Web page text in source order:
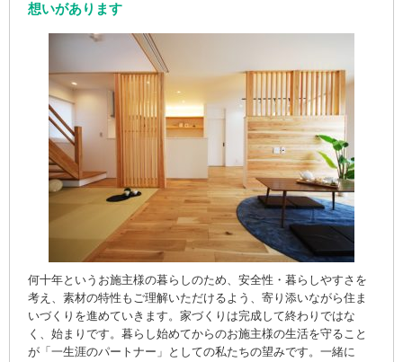
想いがあります
何十年というお施主様の暮らしのため、安全性・暮らしやすさを
考え、素材の特性もご理解いただけるよう、寄り添いながら住ま
いづくりを進めていきます。家づくりは完成して終わりではな
く、始まりです。暮らし始めてからのお施主様の生活を守ること
が「一生涯のパートナー」としての私たちの望みです。一緒に